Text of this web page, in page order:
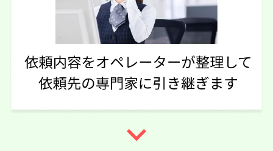
実際に依頼した感想
メールでのやり取りなので、相手の時間によって返信がこ
なかったりする、待ちが長い
司法書士法人橋本事務所
navigate_next